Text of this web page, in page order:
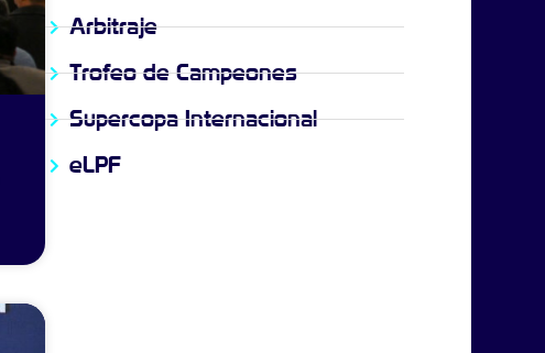
Arbitraje
Trofeo de Campeones
Supercopa Internacional
eLPF